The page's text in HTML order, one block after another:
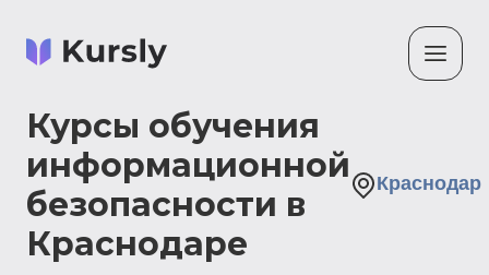
Курсы обучения
информационной
безопасности в
Краснодаре
Краснодар